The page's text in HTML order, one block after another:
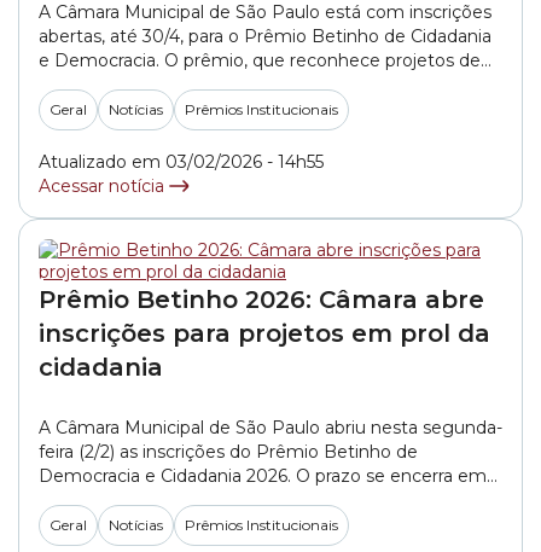
A Câmara Municipal de São Paulo está com inscrições
abertas, até 30/4, para o Prêmio Betinho de Cidadania
e Democracia. O prêmio, que reconhece projetos de
combate à fome, à miséria e à violência em São Paulo
e foi criado pela Câmara em 1997, homenageia o
sociólogo Herbert de Souza. O ativista liderou a maior...
»
Geral Notícias Prêmios Institucionais
Atualizado em 03/02/2026 - 14h55
Acessar notícia
Prêmio Betinho 2026: Câmara abre
inscrições para projetos em prol da
cidadania
A Câmara Municipal de São Paulo abriu nesta segunda-
feira (2/2) as inscrições do Prêmio Betinho de
Democracia e Cidadania 2026. O prazo se encerra em
30 de abril, às 17h. A premiação reconhece atividades,
programas e projetos de combate à fome, à miséria e
Geral Notícias Prêmios Institucionais